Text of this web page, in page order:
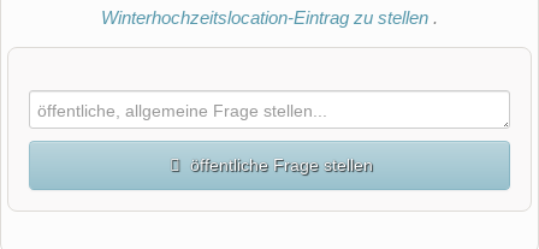
Winterhochzeitslocation-Eintrag zu stellen .
öffentliche Frage stellen